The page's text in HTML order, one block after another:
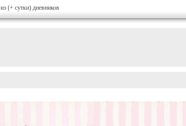
из (+ сутки) дневников